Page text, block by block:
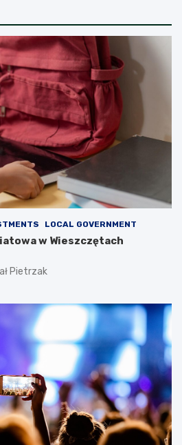
LOCAL GOVERNMENT
w Wieszczętach
Pietrzak